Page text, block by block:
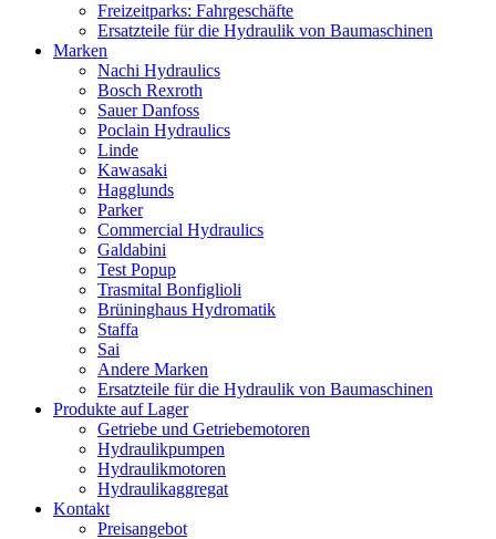
Freizeitparks: Fahrgeschäfte
Ersatzteile für die Hydraulik von Baumaschinen
Marken
Nachi Hydraulics
Bosch Rexroth
Sauer Danfoss
Poclain Hydraulics
Linde
Kawasaki
Hagglunds
Parker
Commercial Hydraulics
Galdabini
Test Popup
Trasmital Bonfiglioli
Brüninghaus Hydromatik
Staffa
Sai
Andere Marken
Ersatzteile für die Hydraulik von Baumaschinen
Produkte auf Lager
Getriebe und Getriebemotoren
Hydraulikpumpen
Hydraulikmotoren
Hydraulikaggregat
Kontakt
Preisangebot